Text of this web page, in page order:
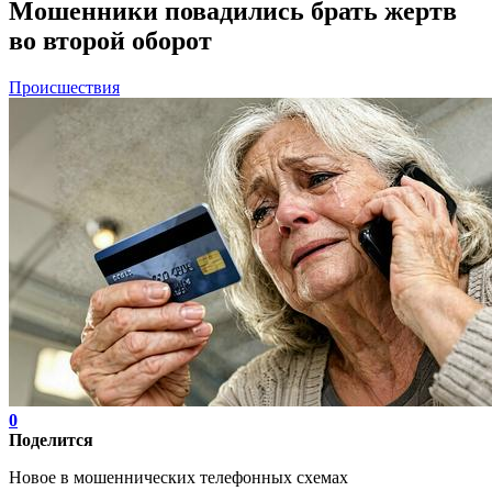
Мошенники повадились брать жертв
во второй оборот
Происшествия
0
Поделится
Новое в мошеннических телефонных схемах